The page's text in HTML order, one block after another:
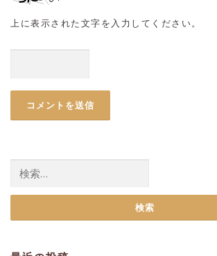
上に表示された文字を入力してください。
索: